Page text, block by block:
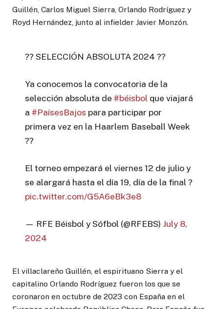
Guillén, Carlos Miguel Sierra, Orlando Rodríguez y
Royd Hernández, junto al infielder Javier Monzón.
?? SELECCIÓN ABSOLUTA 2024 ??
Ya conocemos la convocatoria de la
selección absoluta de#béisbol que viajará
a#PaísesBajos para participar por
primera vez en la Haarlem Baseball Week
??
El torneo empezará el viernes 12 de julio y
se alargará hasta el día 19, día de la final ?
pic.twitter.com/G5A6eBk3e8
— RFE Béisbol y Sófbol (@RFEBS) July 8,
2024
El villaclareño Guillén, el espirituano Sierra y el
capitalino Orlando Rodríguez fueron los que se
coronaron en octubre de 2023 con España en el